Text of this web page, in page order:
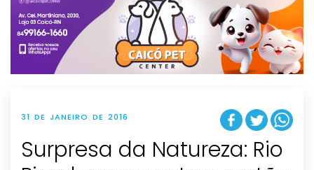
g
t
i
o
n
31 DE JANEIRO DE 2016
Surpresa da Natureza: Rio